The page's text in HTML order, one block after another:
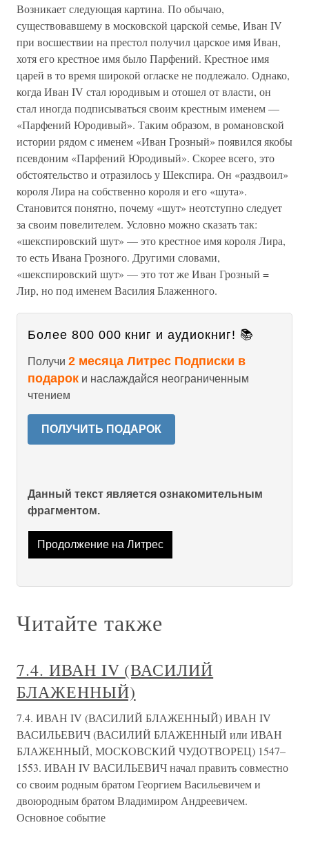
Возникает следующая картина. По обычаю,
существовавшему в московской царской семье, Иван IV
при восшествии на престол получил царское имя Иван,
хотя его крестное имя было Парфений. Крестное имя
царей в то время широкой огласке не подлежало. Однако,
когда Иван IV стал юродивым и отошел от власти, он
стал иногда подписываться своим крестным именем —
«Парфений Юродивый». Таким образом, в романовской
истории рядом с именем «Иван Грозный» появился якобы
псевдоним «Парфений Юродивый». Скорее всего, это
обстоятельство и отразилось у Шекспира. Он «раздвоил»
короля Лира на собственно короля и его «шута».
Становится понятно, почему «шут» неотступно следует
за своим повелителем. Условно можно сказать так:
«шекспировский шут» — это крестное имя короля Лира,
то есть Ивана Грозного. Другими словами,
«шекспировский шут» — это тот же Иван Грозный =
Лир, но под именем Василия Блаженного.
Более 800 000 книг и аудиокниг! 📚
Получи 2 месяца Литрес Подписки в
подарок и наслаждайся неограниченным
чтением
ПОЛУЧИТЬ ПОДАРОК
Данный текст является ознакомительным
фрагментом.
Продолжение на Литрес
Читайте также
7.4. ИВАН IV (ВАСИЛИЙ
БЛАЖЕННЫЙ)
7.4. ИВАН IV (ВАСИЛИЙ БЛАЖЕННЫЙ) ИВАН IV
ВАСИЛЬЕВИЧ (ВАСИЛИЙ БЛАЖЕННЫЙ или ИВАН
БЛАЖЕННЫЙ, МОСКОВСКИЙ ЧУДОТВОРЕЦ) 1547–
1553. ИВАН IV ВАСИЛЬЕВИЧ начал править совместно
со своим родным братом Георгием Васильевичем и
двоюродным братом Владимиром Андреевичем.
Основное событие